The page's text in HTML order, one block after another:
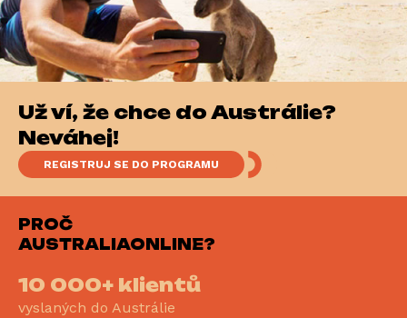
Už víš, že chceš do Austrálie?
Neváhej!
REGISTRUJ SE DO PROGRAMU
PROČ
AUSTRALIAONLINE?
10 000+ klientů
vyslaných do Austrálie